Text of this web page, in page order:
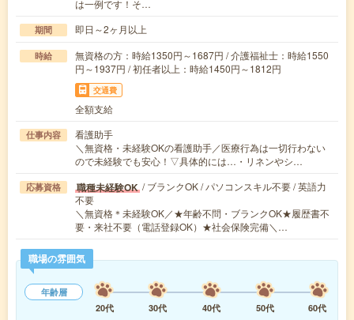
は一例です！そ…
期間 即日～2ヶ月以上
時給
無資格の方：時給1350円～1687円 / 介護福祉士：時給1550
円～1937円 / 初任者以上：時給1450円～1812円
交通費
全額支給
仕事内容
看護助手
＼無資格・未経験OKの看護助手／医療行為は一切行わない
ので未経験でも安心！▽具体的には…・リネンやシ…
応募資格 職種未経験OK / ブランクOK / パソコンスキル不要 / 英語力
不要
＼無資格＊未経験OK／★年齢不問・ブランクOK★履歴書不
要・来社不要（電話登録OK）★社会保険完備＼…
職場の雰囲気
年齢層
20代
30代 40代 50代
60代